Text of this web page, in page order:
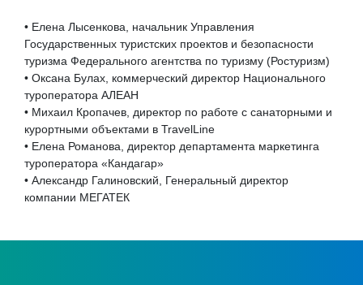
• Елена Лысенкова, начальник Управления
Государственных туристских проектов и безопасности
туризма Федерального агентства по туризму (Ростуризм)
• Оксана Булах, коммерческий директор Национального
туроператора АЛЕАН
• Михаил Кропачев, директор по работе с санаторными и
курортными объектами в TravelLine
• Елена Романова, директор департамента маркетинга
туроператора «Кандагар»
• Александр Галиновский, Генеральный директор
компании МЕГАТЕК